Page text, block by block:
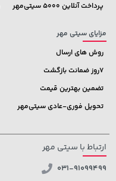
پرداخت آنلاین 5000 سیتی‌مهر
مزایای سیتی مهر
روش های ارسال
7روز ضمانت بازگشت
تضمین بهترین قیمت
تحویل فوری-عادی سیتی‌مهر
ارتباط با سیتی مهر
031-91099499